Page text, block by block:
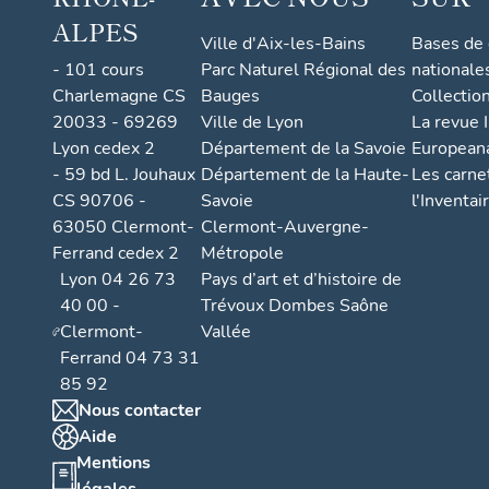
ALPES
- 101 cours
Charlemagne CS
20033 - 69269
Lyon cedex 2
- 59 bd L. Jouhaux
CS 90706 -
63050 Clermont-
Ferrand cedex 2
Lyon 04 26 73
40 00 -
Clermont-
Ferrand 04 73 31
85 92
Nous contacter
Aide
Mentions
Ville d'Aix-les-Bains
Parc Naturel Régional des
Bauges
Ville de Lyon
Département de la Savoie
Département de la Haute-
Savoie
Clermont-Auvergne-
Métropole
Pays d’art et d’histoire de
Trévoux Dombes Saône
Vallée
Bases
La revue
Les